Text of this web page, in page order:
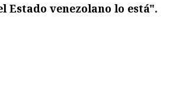
Estado venezolano lo está".